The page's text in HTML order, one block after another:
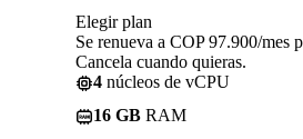
Elegir plan
Se renueva a COP 97.900/mes
Cancela cuando quieras.
4 núcleos de vCPU
16 GB RAM